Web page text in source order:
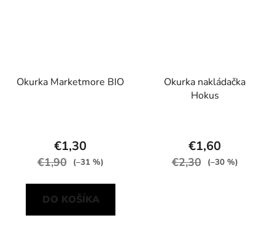
Okurka Marketmore BIO
€1,30
€1,90 (–31 %)
DO KOŠÍKA
Okurka nakládačka
Hokus
€1,60
€2,30 (–30 %)